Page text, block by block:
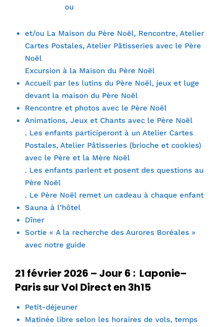
ou
et/ou La Maison du Père Noël, Rencontre, Atelier
Cartes Postales, Atelier Pâtisseries avec le Père
Noël
Excursion à la Maison du Père Noël
Accueil par les lutins du Père Noël, jeux et luge
devant la maison du Père Noël
Rencontre et photos avec le Père Noël
Animations, Jeux et Chants avec le Père Noël
. Les enfants participeront à un Atelier Cartes
Postales, Atelier Pâtisseries (brioche et cookies)
avec le Père et la Mère Noël
. Les enfants parlent et posent des questions au
Père Noël
. Le Père Noël remet un cadeau à chaque enfant
Sauna à l’hôtel
Dîner
Sortie « A la recherche des Aurores Boréales »
avec notre guide
21 février 2026 – Jour 6 : Laponie–
Paris sur Vol Direct en 3h15
Petit-déjeuner
Matinée libre selon les horaires de vols, temps